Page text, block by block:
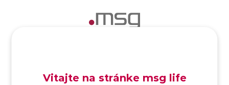
Vitajte na stránke msg life